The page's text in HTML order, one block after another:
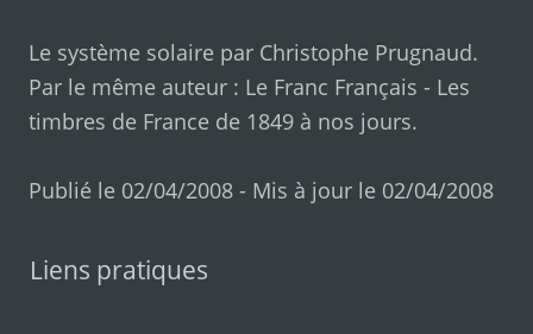
Le système solaire par Christophe Prugnaud.
Par le même auteur : Le Franc Français - Les
timbres de France de 1849 à nos jours.
Publié le 02/04/2008 - Mis à jour le 02/04/2008
Liens pratiques